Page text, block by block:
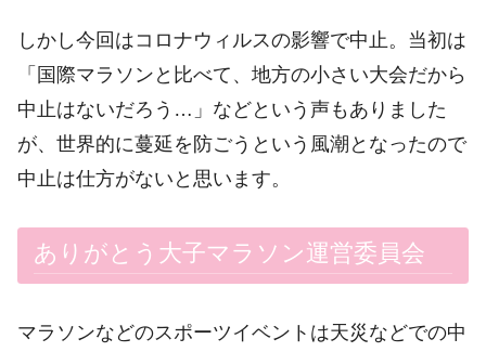
しかし今回はコロナウィルスの影響で中止。当初は
「国際マラソンと比べて、地方の小さい大会だから
中止はないだろう…」などという声もありました
が、世界的に蔓延を防ごうという風潮となったので
中止は仕方がないと思います。
ありがとう大子マラソン運営委員会
マラソンなどのスポーツイベントは天災などでの中